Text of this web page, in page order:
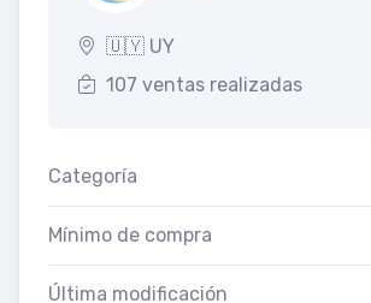
🇺🇾 UY
107 ventas realizadas
Categoría
Mínimo de compra
Última modificación